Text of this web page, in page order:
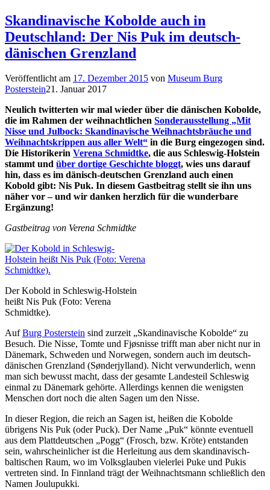
Skandinavische Kobolde auch in
Deutschland: Der Nis Puk im deutsch-
dänischen Grenzland
Veröffentlicht am 17. Dezember 2015 von Museum Burg
Posterstein21. Januar 2017
Neulich twitterten wir mal wieder über die dänischen Kobolde,
die im Rahmen der weihnachtlichen Sonderausstellung „Mit
Nisse und Julbock: Skandinavische Weihnachtsbräuche und
Weihnachtskrippen aus aller Welt“ in die Burg eingezogen sind.
Die Historikerin Verena Schmidtke, die aus Schleswig-Holstein
stammt und über dortige Geschichte bloggt, wies uns darauf
hin, dass es im dänisch-deutschen Grenzland auch einen
Kobold gibt: Nis Puk. In diesem Gastbeitrag stellt sie ihn uns
näher vor – und wir danken herzlich für die wunderbare
Ergänzung!
Gastbeitrag von Verena Schmidtke
Der Kobold in Schleswig-Holstein
heißt Nis Puk (Foto: Verena
Schmidtke).
AufBurg Posterstein sind zurzeit „Skandinavische Kobolde“ zu
Besuch. Die Nisse, Tomte und Fjøsnisse trifft man aber nicht nur in
Dänemark, Schweden und Norwegen, sondern auch im deutsch-
dänischen Grenzland (Sønderjylland). Nicht verwunderlich, wenn
man sich bewusst macht, dass der gesamte Landesteil Schleswig
einmal zu Dänemark gehörte. Allerdings kennen die wenigsten
Menschen dort noch die alten Sagen um den Nisse.
In dieser Region, die reich an Sagen ist, heißen die Kobolde
übrigens Nis Puk (oder Puck). Der Name „Puk“ könnte eventuell
aus dem Plattdeutschen „Pogg“ (Frosch, bzw. Kröte) entstanden
sein, wahrscheinlicher ist die Herleitung aus dem skandinavisch-
baltischen Raum, wo im Volksglauben vielerlei Puke und Pukis
vertreten sind. In Finnland trägt der Weihnachtsmann schließlich den
Namen Joulupukki.